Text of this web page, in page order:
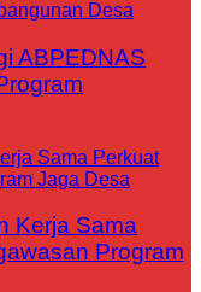
ABPEDNAS
Kerja Sama
Program